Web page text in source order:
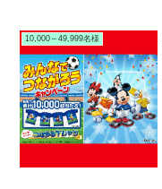
10,000～49,999名様